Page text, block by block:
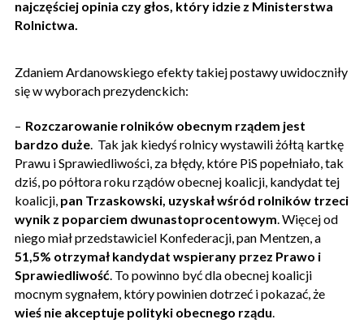
najczęściej opinia czy głos, który idzie z Ministerstwa
Rolnictwa.
Zdaniem Ardanowskiego efekty takiej postawy uwidoczniły
się w wyborach prezydenckich:
– Rozczarowanie rolników obecnym rządem jest
bardzo duże. Tak jak kiedyś rolnicy wystawili żółtą kartkę
Prawu i Sprawiedliwości, za błędy, które PiS popełniało, tak
dziś, po półtora roku rządów obecnej koalicji, kandydat tej
koalicji, pan Trzaskowski, uzyskał wśród rolników trzeci
wynik z poparciem dwunastoprocentowym. Więcej od
niego miał przedstawiciel Konfederacji, pan Mentzen, a
51,5% otrzymał kandydat wspierany przez Prawo i
Sprawiedliwość. To powinno być dla obecnej koalicji
mocnym sygnałem, który powinien dotrzeć i pokazać, że
wieś nie akceptuje polityki obecnego rządu.